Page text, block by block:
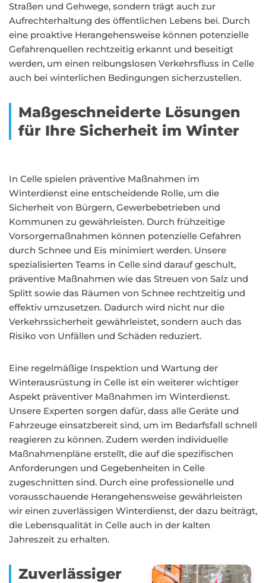
Straßen und Gehwege, sondern trägt auch zur
Aufrechterhaltung des öffentlichen Lebens bei. Durch
eine proaktive Herangehensweise können potenzielle
Gefahrenquellen rechtzeitig erkannt und beseitigt
werden, um einen reibungslosen Verkehrsfluss in Celle
auch bei winterlichen Bedingungen sicherzustellen.
Maßgeschneiderte Lösungen
für Ihre Sicherheit im Winter
In Celle spielen präventive Maßnahmen im
Winterdienst eine entscheidende Rolle, um die
Sicherheit von Bürgern, Gewerbebetrieben und
Kommunen zu gewährleisten. Durch frühzeitige
Vorsorgemaßnahmen können potenzielle Gefahren
durch Schnee und Eis minimiert werden. Unsere
spezialisierten Teams in Celle sind darauf geschult,
präventive Maßnahmen wie das Streuen von Salz und
Splitt sowie das Räumen von Schnee rechtzeitig und
effektiv umzusetzen. Dadurch wird nicht nur die
Verkehrssicherheit gewährleistet, sondern auch das
Risiko von Unfällen und Schäden reduziert.
Eine regelmäßige Inspektion und Wartung der
Winterausrüstung in Celle ist ein weiterer wichtiger
Aspekt präventiver Maßnahmen im Winterdienst.
Unsere Experten sorgen dafür, dass alle Geräte und
Fahrzeuge einsatzbereit sind, um im Bedarfsfall schnell
reagieren zu können. Zudem werden individuelle
Maßnahmenpläne erstellt, die auf die spezifischen
Anforderungen und Gegebenheiten in Celle
zugeschnitten sind. Durch eine professionelle und
vorausschauende Herangehensweise gewährleisten
wir einen zuverlässigen Winterdienst, der dazu beiträgt,
die Lebensqualität in Celle auch in der kalten
Jahreszeit zu erhalten.
Zuverlässiger